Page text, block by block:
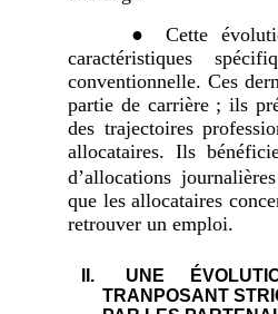
● Cette
caractéristiques
conventionnelle. Ces
partie de carrière ; ils
des trajectoires
allocataires. Ils
d’allocations
que les allocataires
retrouver un emploi.
II.
UNE
TRANPOSANT